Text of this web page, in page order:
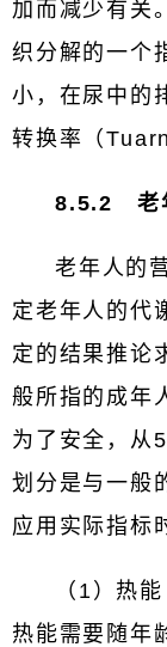
加而减少有关
织分解的一个
小，在尿中的
转换率（
8.5.2 老
老年人的
定老年人的代
定的结果推论
般所指的成年
为了安全，从
划分是与一般
应用实际指标
（1）热
热能需要随年